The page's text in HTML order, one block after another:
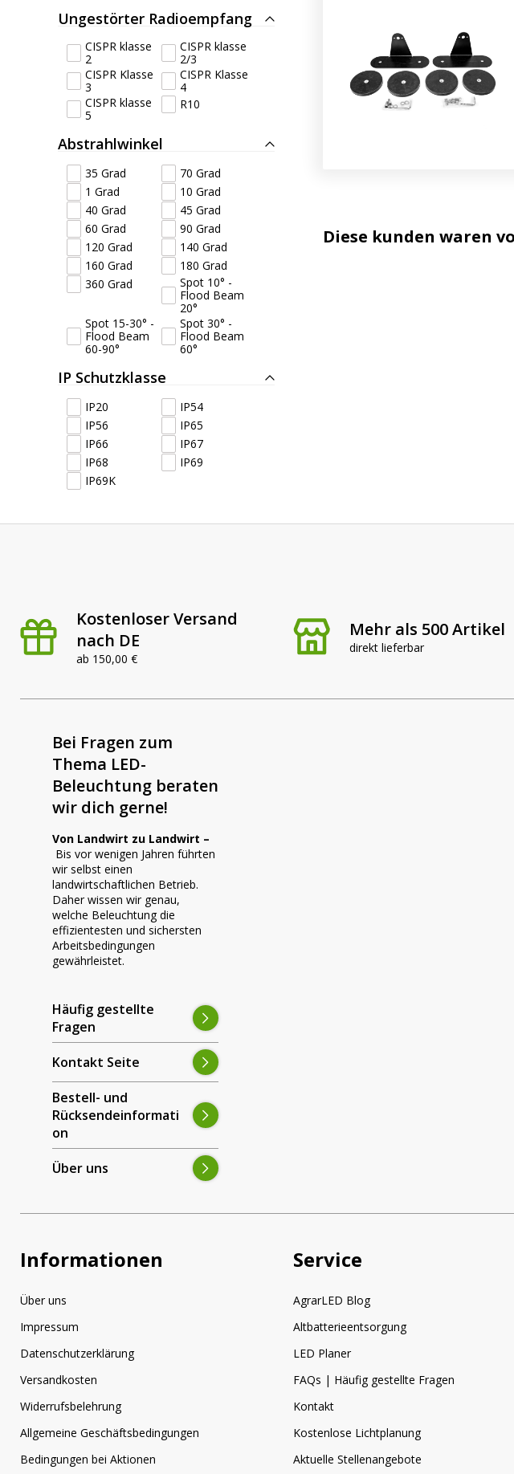
Diese kunden waren
Ungestörter Radioempfang
CISPR klasse
2
CISPR klasse
2/3
CISPR Klasse
3
CISPR Klasse
4
CISPR klasse
5
R10
Abstrahlwinkel
35 Grad
70 Grad
1 Grad
10 Grad
40 Grad
45 Grad
60 Grad
90 Grad
120 Grad
140 Grad
160 Grad
180 Grad
360 Grad
Spot 10° -
Flood Beam
20°
Spot 15-30° -
Flood Beam
60-90°
Spot 30° -
Flood Beam
60°
IP Schutzklasse
IP20
IP54
IP56
IP65
IP66
IP67
IP68
IP69
IP69K
Kostenloser Versand
nach DE
ab 150,00 €
Mehr als 500 Artikel
direkt lieferbar
Bei Fragen zum
Thema LED-
Beleuchtung beraten
wir dich gerne!
Von Landwirt zu Landwirt –
Bis vor wenigen Jahren führten
wir selbst einen
landwirtschaftlichen Betrieb.
Daher wissen wir genau,
welche Beleuchtung die
effizientesten und sichersten
Arbeitsbedingungen
gewährleistet.
Häufig gestellte
Fragen
Kontakt Seite
Bestell- und
Rücksendeinformati
on
Über uns
Informationen
Über uns
Impressum
Datenschutzerklärung
Versandkosten
Widerrufsbelehrung
Allgemeine Geschäftsbedingungen
Bedingungen bei Aktionen
Service
AgrarLED Blog
Altbatterieentsorgung
LED Planer
FAQs | Häufig gestellte Fragen
Kontakt
Kostenlose Lichtplanung
Aktuelle Stellenangebote